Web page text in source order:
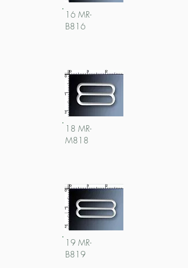
16 MR-
B816
18 MR-
M818
19 MR-
B819